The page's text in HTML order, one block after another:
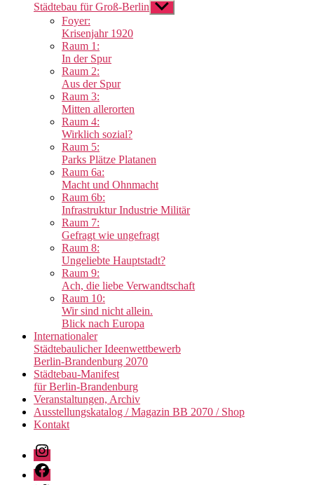
Städtebau für Groß-Berlin Untermenü
anzeigen
Foyer:
Krisenjahr 1920
Raum 1:
In der Spur
Raum 2:
Aus der Spur
Raum 3:
Mitten allerorten
Raum 4:
Wirklich sozial?
Raum 5:
Parks Plätze Platanen
Raum 6a:
Macht und Ohnmacht
Raum 6b:
Infrastruktur Industrie Militär
Raum 7:
Gefragt wie ungefragt
Raum 8:
Ungeliebte Hauptstadt?
Raum 9:
Ach, die liebe Verwandtschaft
Raum 10:
Wir sind nicht allein.
Blick nach Europa
Internationaler
Städtebaulicher Ideenwettbewerb
Berlin-Brandenburg 2070
Städtebau-Manifest
für Berlin-Brandenburg
Veranstaltungen, Archiv
Ausstellungskatalog / Magazin BB 2070 / Shop
Kontakt
Instagram
Facebook